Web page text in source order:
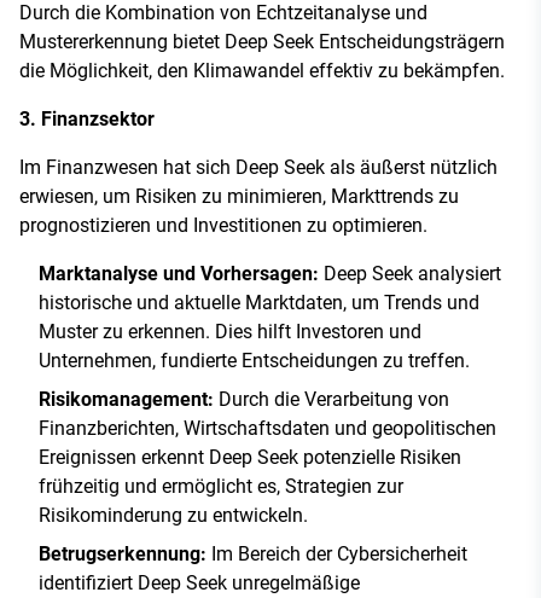
Durch die Kombination von Echtzeitanalyse und
Mustererkennung bietet Deep Seek Entscheidungsträgern
die Möglichkeit, den Klimawandel effektiv zu bekämpfen.
3. Finanzsektor
Im Finanzwesen hat sich Deep Seek als äußerst nützlich
erwiesen, um Risiken zu minimieren, Markttrends zu
prognostizieren und Investitionen zu optimieren.
Marktanalyse und Vorhersagen: Deep Seek analysiert
historische und aktuelle Marktdaten, um Trends und
Muster zu erkennen. Dies hilft Investoren und
Unternehmen, fundierte Entscheidungen zu treffen.
Risikomanagement: Durch die Verarbeitung von
Finanzberichten, Wirtschaftsdaten und geopolitischen
Ereignissen erkennt Deep Seek potenzielle Risiken
frühzeitig und ermöglicht es, Strategien zur
Risikominderung zu entwickeln.
Betrugserkennung: Im Bereich der Cybersicherheit
identifiziert Deep Seek unregelmäßige